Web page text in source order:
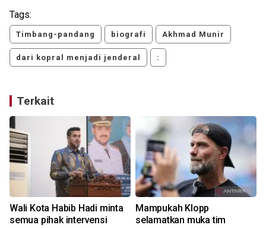
Tags:
Timbang-pandang biografi Akhmad Munir
dari kopral menjadi jenderal :
Terkait
Wali Kota Habib Hadi minta
semua pihak intervensi
Mampukah Klopp
selamatkan muka tim